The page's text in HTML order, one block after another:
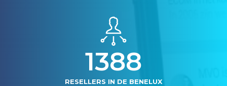
1400
RESELLERS IN DE BENELUX